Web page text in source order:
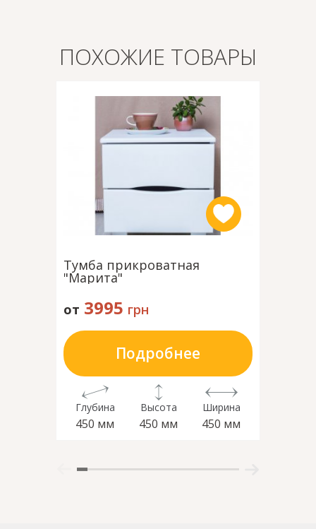
ПОХОЖИЕ ТОВАРЫ
Тумба прикроватная
"Марита"
от 3995 грн
Подробнее
Глубина
450 мм
Высота
450 мм
Ширина
450 мм